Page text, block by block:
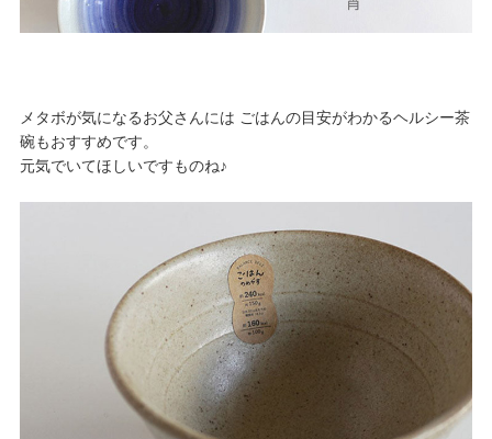
メタボが気になるお父さんには ごはんの目安がわかるヘルシー茶
碗もおすすめです。
元気でいてほしいですものね♪